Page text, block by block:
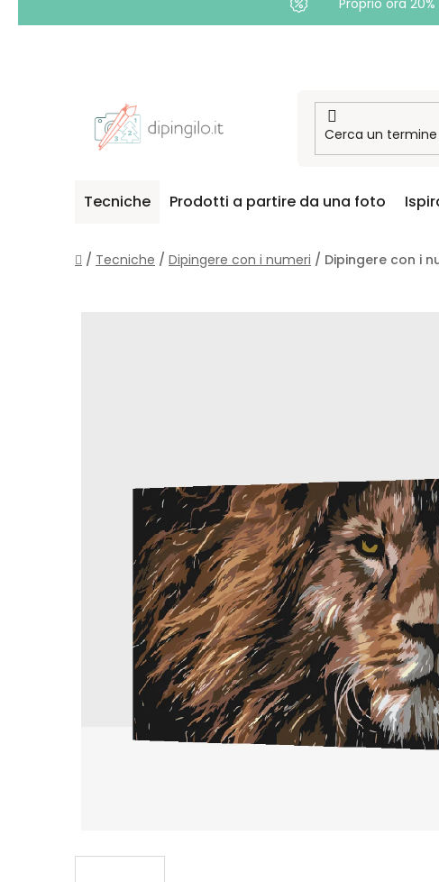
Proprio ora
Tecniche Prodotti a partire da una foto
Casa
/ Tecniche / Dipingere con i numeri / Dipingere con i